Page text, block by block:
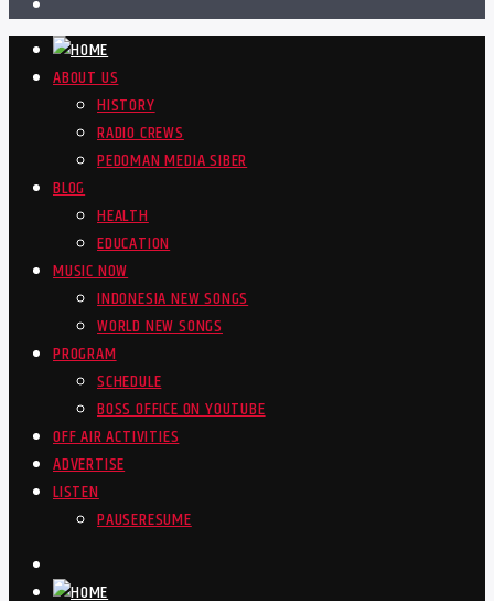
ABOUT US
HISTORY
RADIO CREWS
PEDOMAN MEDIA SIBER
BLOG
HEALTH
EDUCATION
MUSIC NOW
INDONESIA NEW SONGS
WORLD NEW SONGS
PROGRAM
SCHEDULE
BOSS OFFICE ON YOUTUBE
OFF AIR ACTIVITIES
ADVERTISE
LISTEN
PAUSERESUME